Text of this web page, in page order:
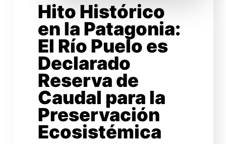
Hito Histórico
en la Patagonia:
El Río Puelo es
Declarado
Reserva de
Caudal para la
Preservación
Ecosistémica